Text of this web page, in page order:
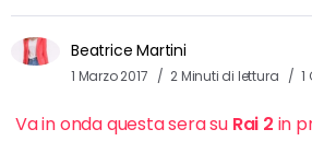
Beatrice Martini
1 Marzo 2017 2 Minuti di lettura
Va in onda questa sera su Rai 2 in